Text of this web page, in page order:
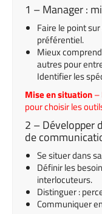
1 – Manager :
Faire le point
préférentiel.
Mieux
autres pour
Identifier les
Mise en situation–
pour choisir les
2 – Développer
de
Se situer dans
Définir les
interlocuteurs.
Distinguer :
Communiquer